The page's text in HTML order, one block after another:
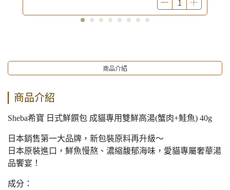
商品介紹
商品介紹
Sheba希寶 日式鮮饌包 成貓專用雙鮮高湯(蟹肉+鮭魚) 40g
日本銷售第一大品牌，新包裝原料再升級～
日本原裝進口，鮮魚慢熬、濃縮馥郁海味，愛貓專屬奢華湯
品饗宴！
成分：